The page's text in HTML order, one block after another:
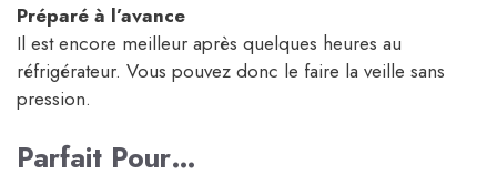
Préparé à l’avance
Il est encore meilleur après quelques heures au
réfrigérateur. Vous pouvez donc le faire la veille sans
pression.
Parfait Pour…